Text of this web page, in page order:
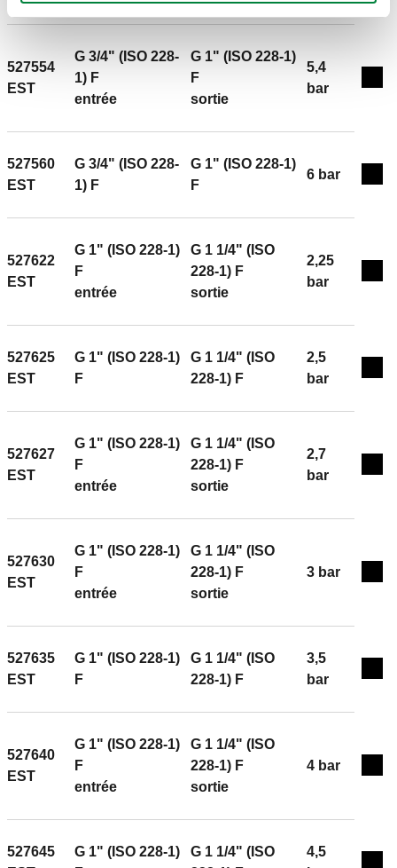
527554
EST
G 3/4" (ISO 228-
1) F
entrée
G 1" (ISO 228-1)
F
sortie
5,4
bar
527560
EST
G 3/4" (ISO 228-
1) F
G 1" (ISO 228-1)
F
6 bar
527622
EST
G 1" (ISO 228-1)
F
entrée
G 1 1/4" (ISO
228-1) F
sortie
2,25
bar
527625
EST
G 1" (ISO 228-1)
F
G 1 1/4" (ISO
228-1) F
2,5
bar
527627
EST
G 1" (ISO 228-1)
F
entrée
G 1 1/4" (ISO
228-1) F
sortie
2,7
bar
527630
EST
G 1" (ISO 228-1)
F
entrée
G 1 1/4" (ISO
228-1) F
sortie
3 bar
527635
EST
G 1" (ISO 228-1)
F
G 1 1/4" (ISO
228-1) F
3,5
bar
527640
EST
G 1" (ISO 228-1)
F
entrée
G 1 1/4" (ISO
228-1) F
sortie
4 bar
527645
G 1" (ISO 228-1)
G 1 1/4" (ISO
4,5